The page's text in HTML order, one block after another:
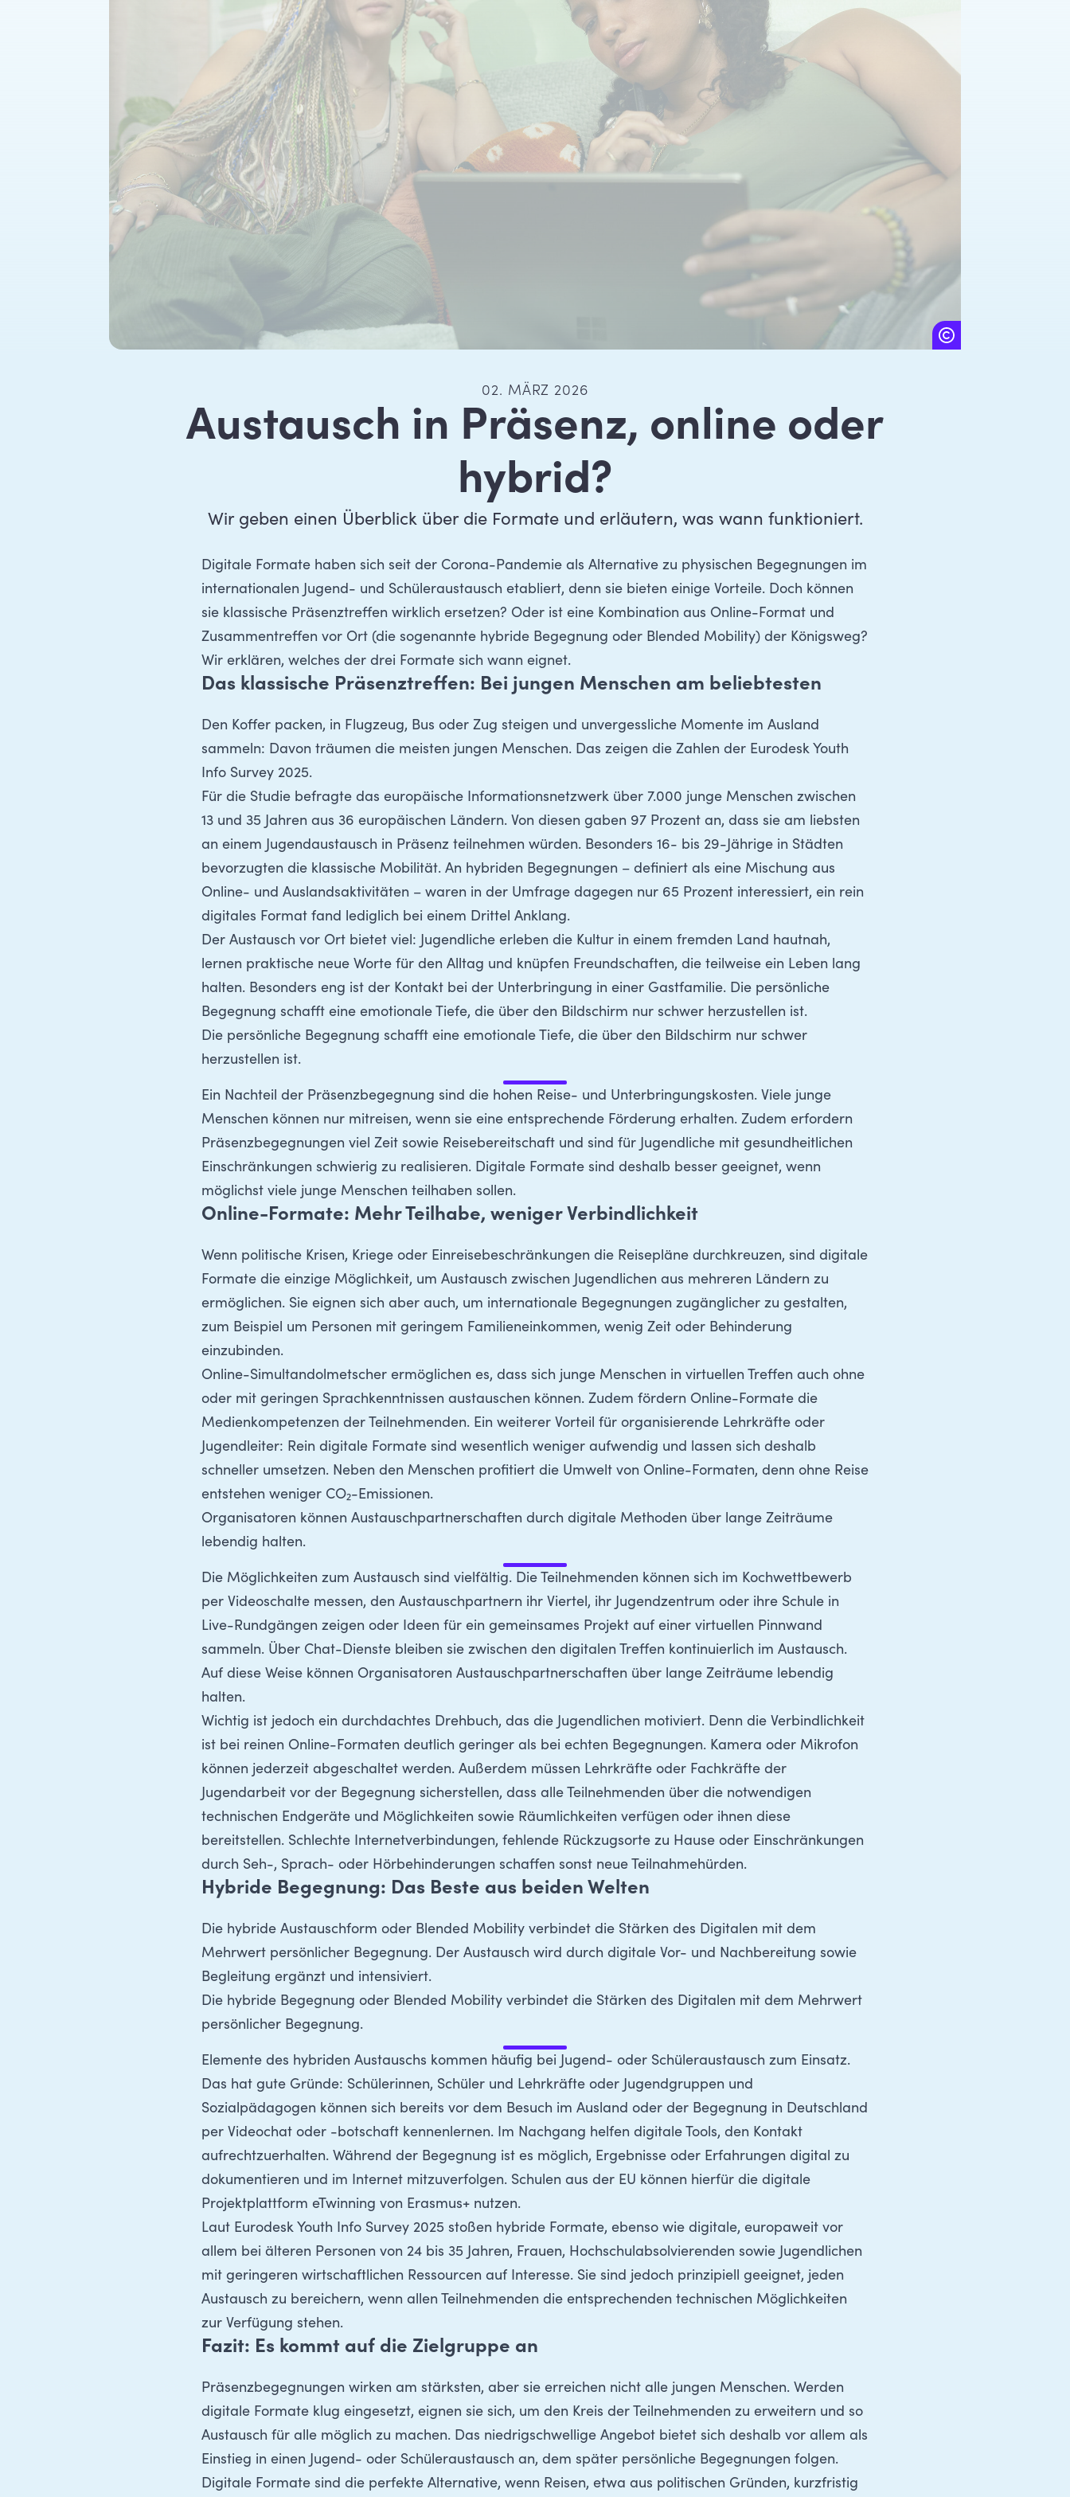
02. MÄRZ 2026
Austausch in Präsenz, online oder
hybrid?
Wir geben einen Überblick über die Formate und erläutern, was wann funktioniert.
Digitale Formate haben sich seit der Corona-Pandemie als Alternative zu physischen Begegnungen im
internationalen Jugend- und Schüleraustausch etabliert, denn sie bieten einige Vorteile. Doch können
sie klassische Präsenztreffen wirklich ersetzen? Oder ist eine Kombination aus Online-Format und
Zusammentreffen vor Ort (die sogenannte hybride Begegnung oder Blended Mobility) der Königsweg?
Wir erklären, welches der drei Formate sich wann eignet.
Das klassische Präsenztreffen: Bei jungen Menschen am beliebtesten
Den Koffer packen, in Flugzeug, Bus oder Zug steigen und unvergessliche Momente im Ausland
sammeln: Davon träumen die meisten jungen Menschen. Das zeigen die Zahlen der Eurodesk Youth
Info Survey 2025.
Für die Studie befragte das europäische Informationsnetzwerk über 7.000 junge Menschen zwischen
13 und 35 Jahren aus 36 europäischen Ländern. Von diesen gaben 97 Prozent an, dass sie am liebsten
an einem Jugendaustausch in Präsenz teilnehmen würden. Besonders 16- bis 29-Jährige in Städten
bevorzugten die klassische Mobilität. An hybriden Begegnungen – definiert als eine Mischung aus
Online- und Auslandsaktivitäten – waren in der Umfrage dagegen nur 65 Prozent interessiert, ein rein
digitales Format fand lediglich bei einem Drittel Anklang.
Der Austausch vor Ort bietet viel: Jugendliche erleben die Kultur in einem fremden Land hautnah,
lernen praktische neue Worte für den Alltag und knüpfen Freundschaften, die teilweise ein Leben lang
halten. Besonders eng ist der Kontakt bei der Unterbringung in einer Gastfamilie. Die persönliche
Begegnung schafft eine emotionale Tiefe, die über den Bildschirm nur schwer herzustellen ist.
Die persönliche Begegnung schafft eine emotionale Tiefe, die über den Bildschirm nur schwer
herzustellen ist.
Ein Nachteil der Präsenzbegegnung sind die hohen Reise- und Unterbringungskosten. Viele junge
Menschen können nur mitreisen, wenn sie eine entsprechende Förderung erhalten. Zudem erfordern
Präsenzbegegnungen viel Zeit sowie Reisebereitschaft und sind für Jugendliche mit gesundheitlichen
Einschränkungen schwierig zu realisieren. Digitale Formate sind deshalb besser geeignet, wenn
möglichst viele junge Menschen teilhaben sollen.
Online-Formate: Mehr Teilhabe, weniger Verbindlichkeit
Wenn politische Krisen, Kriege oder Einreisebeschränkungen die Reisepläne durchkreuzen, sind digitale
Formate die einzige Möglichkeit, um Austausch zwischen Jugendlichen aus mehreren Ländern zu
ermöglichen. Sie eignen sich aber auch, um internationale Begegnungen zugänglicher zu gestalten,
zum Beispiel um Personen mit geringem Familieneinkommen, wenig Zeit oder Behinderung
einzubinden.
Online-Simultandolmetscher ermöglichen es, dass sich junge Menschen in virtuellen Treffen auch ohne
oder mit geringen Sprachkenntnissen austauschen können. Zudem fördern Online-Formate die
Medienkompetenzen der Teilnehmenden. Ein weiterer Vorteil für organisierende Lehrkräfte oder
Jugendleiter: Rein digitale Formate sind wesentlich weniger aufwendig und lassen sich deshalb
schneller umsetzen. Neben den Menschen profitiert die Umwelt von Online-Formaten, denn ohne Reise
entstehen weniger CO₂-Emissionen.
Organisatoren können Austauschpartnerschaften durch digitale Methoden über lange Zeiträume
lebendig halten.
Die Möglichkeiten zum Austausch sind vielfältig. Die Teilnehmenden können sich im Kochwettbewerb
per Videoschalte messen, den Austauschpartnern ihr Viertel, ihr Jugendzentrum oder ihre Schule in
Live-Rundgängen zeigen oder Ideen für ein gemeinsames Projekt auf einer virtuellen Pinnwand
sammeln. Über Chat-Dienste bleiben sie zwischen den digitalen Treffen kontinuierlich im Austausch.
Auf diese Weise können Organisatoren Austauschpartnerschaften über lange Zeiträume lebendig
halten.
Wichtig ist jedoch ein durchdachtes Drehbuch, das die Jugendlichen motiviert. Denn die Verbindlichkeit
ist bei reinen Online-Formaten deutlich geringer als bei echten Begegnungen. Kamera oder Mikrofon
können jederzeit abgeschaltet werden. Außerdem müssen Lehrkräfte oder Fachkräfte der
Jugendarbeit vor der Begegnung sicherstellen, dass alle Teilnehmenden über die notwendigen
technischen Endgeräte und Möglichkeiten sowie Räumlichkeiten verfügen oder ihnen diese
bereitstellen. Schlechte Internetverbindungen, fehlende Rückzugsorte zu Hause oder Einschränkungen
durch Seh-, Sprach- oder Hörbehinderungen schaffen sonst neue Teilnahmehürden.
Hybride Begegnung: Das Beste aus beiden Welten
Die hybride Austauschform oder Blended Mobility verbindet die Stärken des Digitalen mit dem
Mehrwert persönlicher Begegnung. Der Austausch wird durch digitale Vor- und Nachbereitung sowie
Begleitung ergänzt und intensiviert.
Die hybride Begegnung oder Blended Mobility verbindet die Stärken des Digitalen mit dem Mehrwert
persönlicher Begegnung.
Elemente des hybriden Austauschs kommen häufig bei Jugend- oder Schüleraustausch zum Einsatz.
Das hat gute Gründe: Schülerinnen, Schüler und Lehrkräfte oder Jugendgruppen und
Sozialpädagogen können sich bereits vor dem Besuch im Ausland oder der Begegnung in Deutschland
per Videochat oder -botschaft kennenlernen. Im Nachgang helfen digitale Tools, den Kontakt
aufrechtzuerhalten. Während der Begegnung ist es möglich, Ergebnisse oder Erfahrungen digital zu
dokumentieren und im Internet mitzuverfolgen. Schulen aus der EU können hierfür die digitale
Projektplattform eTwinning von Erasmus+ nutzen.
Laut Eurodesk Youth Info Survey 2025 stoßen hybride Formate, ebenso wie digitale, europaweit vor
allem bei älteren Personen von 24 bis 35 Jahren, Frauen, Hochschulabsolvierenden sowie Jugendlichen
mit geringeren wirtschaftlichen Ressourcen auf Interesse. Sie sind jedoch prinzipiell geeignet, jeden
Austausch zu bereichern, wenn allen Teilnehmenden die entsprechenden technischen Möglichkeiten
zur Verfügung stehen.
Fazit: Es kommt auf die Zielgruppe an
Präsenzbegegnungen wirken am stärksten, aber sie erreichen nicht alle jungen Menschen. Werden
digitale Formate klug eingesetzt, eignen sie sich, um den Kreis der Teilnehmenden zu erweitern und so
Austausch für alle möglich zu machen. Das niedrigschwellige Angebot bietet sich deshalb vor allem als
Einstieg in einen Jugend- oder Schüleraustausch an, dem später persönliche Begegnungen folgen.
Digitale Formate sind die perfekte Alternative, wenn Reisen, etwa aus politischen Gründen, kurzfristig